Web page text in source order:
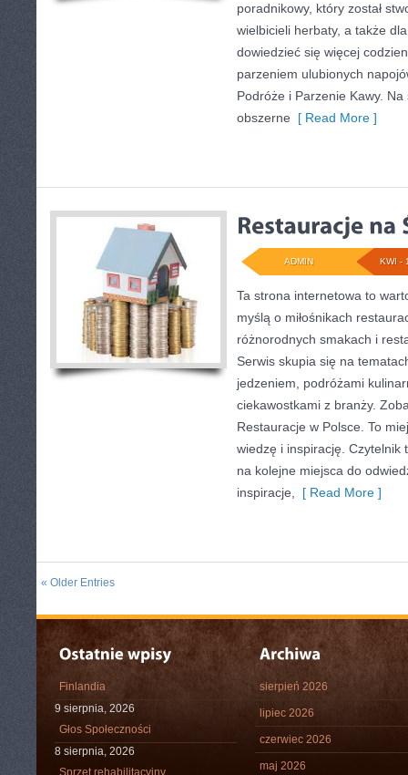
poradnikowy, który został
wielbicieli herbaty, a także
dowiedzieć się więcej
parzeniem ulubionych
Podróże i Parzenie Kawy.
obszerne [ Read More ]
KWI -
ADMIN
Ta strona internetowa to
myślą o miłośnikach
różnorodnych smakach i
Serwis skupia się na
jedzeniem, podróżami
ciekawostkami z branży.
Restauracje w Polsce. To
wiedzę i inspirację. Czytelnik
na kolejne miejsca do
inspiracje,
[ Read More ]
« Older Entries
Finlandia
9 sierpnia, 2026
Głos Społeczności
8 sierpnia, 2026
Sprzęt rehabilitacyjny
sierpień 2026
lipiec 2026
czerwiec 2026
maj 2026